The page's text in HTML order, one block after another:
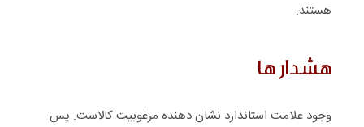
هستند.
هشدار ها
وجود علامت استاندارد نشان دهنده مرغوبیت کالاست. پس